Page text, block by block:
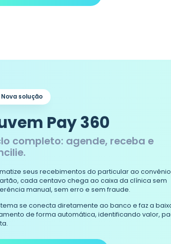
Nova solução
Pay 360
completo: agende, receba e
seus recebimentos do particular ao convênio.
cada centavo chega ao caixa da clínica sem
manual, sem erro e sem fraude.
se conecta diretamente ao banco e faz a
de forma automática, identificando valor,